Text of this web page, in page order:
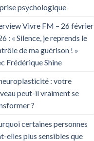
psychologique
Vivre FM – 26 février
: « Silence, je reprends le
de ma guérison ! »
Frédérique Shine
: votre
peut-il vraiment se
?
certaines personnes
elles plus sensibles que